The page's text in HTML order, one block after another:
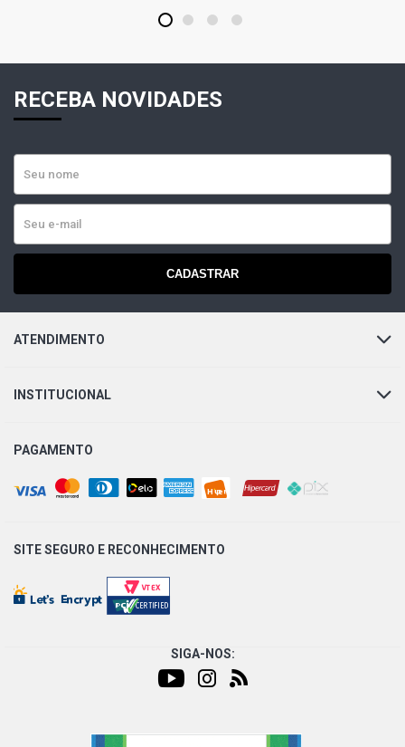
1 2 3 4
RECEBA NOVIDADES
CADASTRAR
ATENDIMENTO
INSTITUCIONAL
PAGAMENTO
SITE SEGURO E RECONHECIMENTO
SIGA-NOS: